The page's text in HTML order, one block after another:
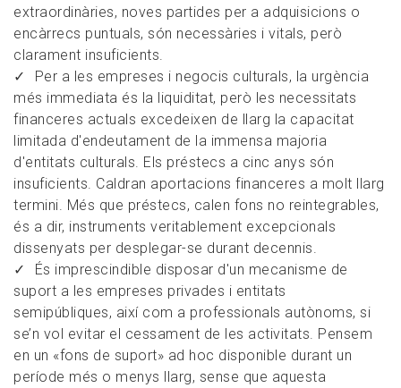
extraordinàries, noves partides per a adquisicions o
encàrrecs puntuals, són necessàries i vitals, però
clarament insuficients.
Per a les empreses i negocis culturals, la urgència
més immediata és la liquiditat, però les necessitats
financeres actuals excedeixen de llarg la capacitat
limitada d'endeutament de la immensa majoria
d'entitats culturals. Els préstecs a cinc anys són
insuficients. Caldran aportacions financeres a molt llarg
termini. Més que préstecs, calen fons no reintegrables,
és a dir, instruments veritablement excepcionals
dissenyats per desplegar-se durant decennis.
És imprescindible disposar d'un mecanisme de
suport a les empreses privades i entitats
semipúbliques, així com a professionals autònoms, si
se’n vol evitar el cessament de les activitats. Pensem
en un «fons de suport» ad hoc disponible durant un
període més o menys llarg, sense que aquesta